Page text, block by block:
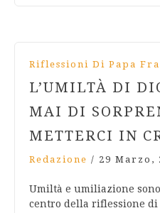
Riflessioni Di Papa
L’UMILTÀ DI
MAI DI
METTERCI IN
Redazione / 29 Marzo,
Umiltà e umiliazione
centro della riflessione di